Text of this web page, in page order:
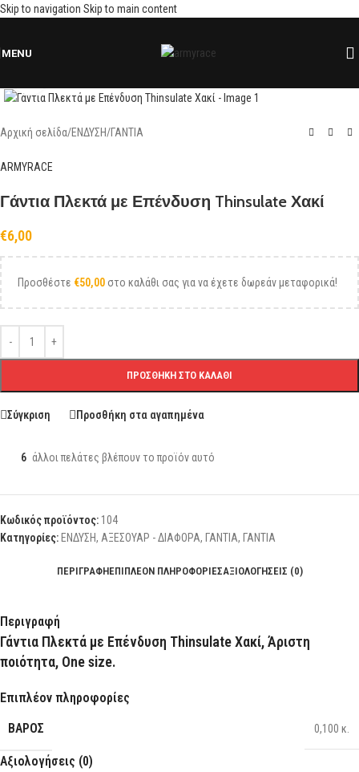
Skip to navigation Skip to main content
MENU
Αρχική σελίδα/ΕΝΔΥΣΗ/ΓΑΝΤΙΑ
ARMYRACE
Γάντια Πλεκτά με Επένδυση Thinsulate Χακί
€6,00
Προσθέστε €50,00 στο καλάθι σας για να έχετε δωρεάν μεταφορικά!
ΠΡΟΣΘΉΚΗ ΣΤΟ ΚΑΛΆΘΙ
Σύγκριση Προσθήκη στα αγαπημένα
6 άλλοι πελάτες βλέπουν το προϊόν αυτό
Κωδικός προϊόντος: 104
Κατηγορίες: ΕΝΔΥΣΗ, ΑΞΕΣΟΥΑΡ - ΔΙΑΦΟΡΑ, ΓΑΝΤΙΑ, ΓΑΝΤΙΑ
ΠΕΡΙΓΡΑΦΉΕΠΙΠΛΈΟΝ ΠΛΗΡΟΦΟΡΊΕΣΑΞΙΟΛΟΓΉΣΕΙΣ (0)
Περιγραφή
Γάντια Πλεκτά με Επένδυση Thinsulate Χακί, Άριστη
ποιότητα, One size.
Επιπλέον πληροφορίες
ΒΆΡΟΣ
0,100 κ.
Αξιολογήσεις (0)